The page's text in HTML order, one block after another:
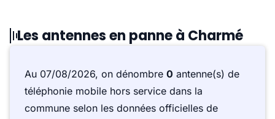
Les antennes en panne à Charmé
Au 07/08/2026, on dénombre 0 antenne(s) de
téléphonie mobile hors service dans la
commune selon les données officielles de